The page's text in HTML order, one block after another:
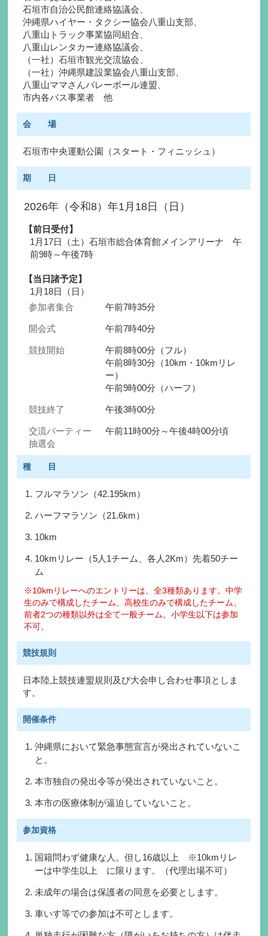
石垣市自治公民館連絡協議会
沖縄県ハイヤー・タクシー協会八重山支部
八重山トラック事業協同組合
八重山レンタカー連絡協議会
（一社）石垣市観光交流協会
（一社）沖縄県建設業協会八重山支部
八重山ママさんバレーボール連盟
市内各バス事業者 他
会 場
石垣市中央運動公園（スタート・フィニッシュ）
期 日
2026年（令和8）年1月18日（日）
【前日受付】
1月17日（土）石垣市総合体育館メインアリーナ 午
前9時～午後7時
【当日諸予定】
1月18日（日）
参加者集合
午前7時35分
開会式 午前7時40分
競技開始
午前8時00分（フル）
午前8時30分（10km・10kmリレ
ー）
午前9時00分（ハーフ）
競技終了 午後3時00分
交流パーティー
抽選会
午前11時00分～午後4時00分頃
種 目
フルマラソン（42.195km）
ハーフマラソン（21.6km）
10km
10kmリレー（5人1チーム、各人2Km）先着50チー
ム
※10kmリレーへのエントリーは、全3種類あります。中学
生のみで構成したチーム、高校生のみで構成したチーム、
前者2つの種類以外は全て一般チーム。小学生以下は参加
不可。
競技規則
日本陸上競技連盟規則及び大会申し合わせ事項としま
す。
開催条件
沖縄県において緊急事態宣言が発出されていないこ
と。
本市独自の発出令等が発出されていないこと。
本市の医療体制が逼迫していないこと。
参加資格
国籍問わず健康な人。但し16歳以上 ※10kmリレ
ーは中学生以上 に限ります。（代理出場不可）
未成年の場合は保護者の同意を必要とします。
車いす等での参加は不可とします。